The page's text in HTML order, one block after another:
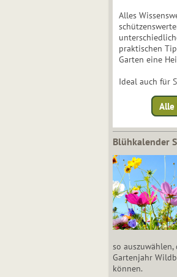
Alles
praktischen
Garten eine
Ideal auch für
Alle
Blühkalender
so auszuwählen,
Gartenjahr
können.